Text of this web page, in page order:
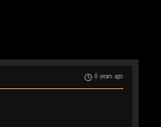
6 years ago